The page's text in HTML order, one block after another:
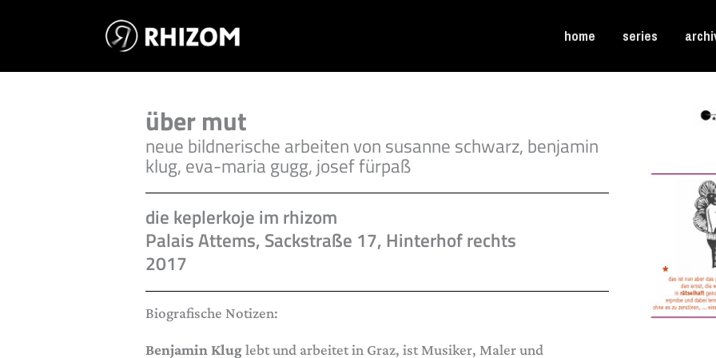
home series
über mut
neue bildnerische arbeiten von susanne schwarz, benjamin
klug, eva-maria gugg, josef fürpaß
die keplerkoje im rhizom
Palais Attems, Sackstraße 17, Hinterhof rechts
2017
Biografische Notizen:
Benjamin Kluglebt und arbeitet in Graz, ist Musiker, Maler und